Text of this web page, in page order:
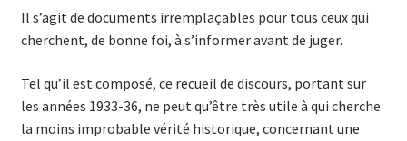
Il s’agit de documents irremplaçables pour tous ceux qui
cherchent, de bonne foi, à s’informer avant de juger.
Tel qu’il est composé, ce recueil de discours, portant sur
les années 1933-36, ne peut qu’être très utile à qui cherche
la moins improbable vérité historique, concernant une